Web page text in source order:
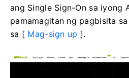
ang Single Sign-On sa iyong
pamamagitan ng pagbisita sa
sa [ Mag-sign up ].